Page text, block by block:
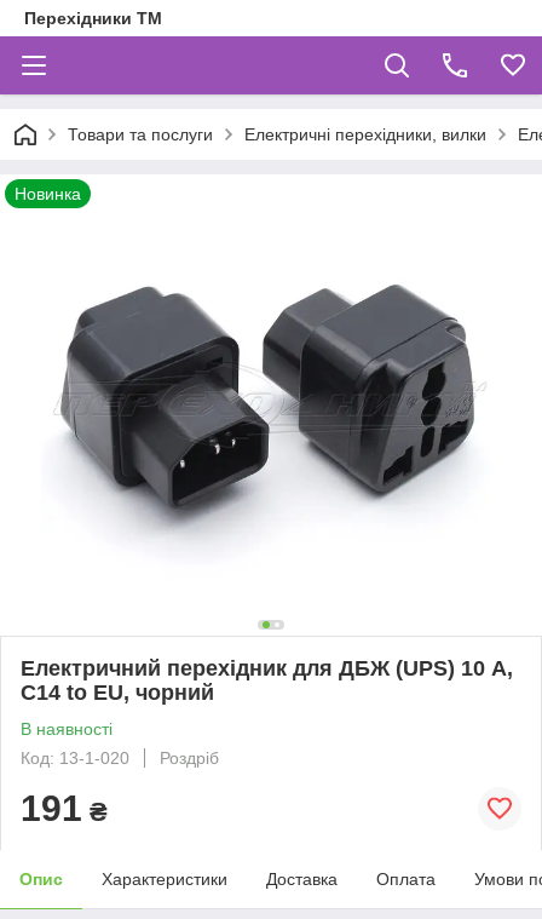
Перехідники ТМ
Товари та послуги Електричні перехідники, вилки
Новинка
Електричний перехідник для ДБЖ (UPS) 10 А,
С14 to EU, чорний
В наявності
Код: 13-1-020
Роздріб
191 ₴
Опис Характеристики Доставка Оплата Умови